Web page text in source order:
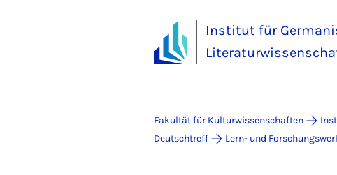
Institut für
Fakultät für Kulturwissenschaften
Deutschtreff
Lern- und